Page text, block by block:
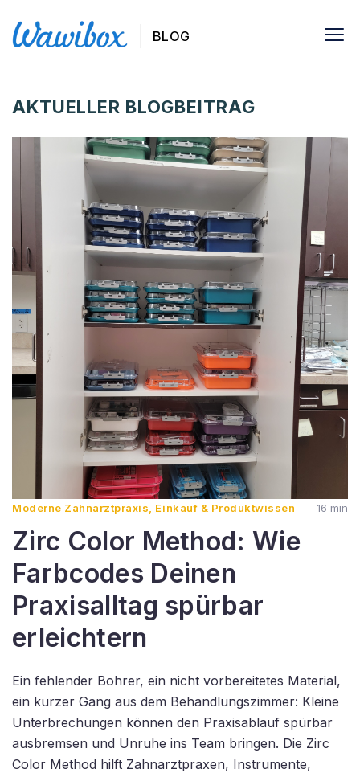
BLOG
AKTUELLER BLOGBEITRAG
Moderne Zahnarztpraxis, Einkauf & Produktwissen 16 min
Zirc Color Method: Wie
Farbcodes Deinen
Praxisalltag spürbar
erleichtern
Ein fehlender Bohrer, ein nicht vorbereitetes Material,
ein kurzer Gang aus dem Behandlungszimmer: Kleine
Unterbrechungen können den Praxisablauf spürbar
ausbremsen und Unruhe ins Team bringen. Die Zirc
Color Method hilft Zahnarztpraxen, Instrumente,